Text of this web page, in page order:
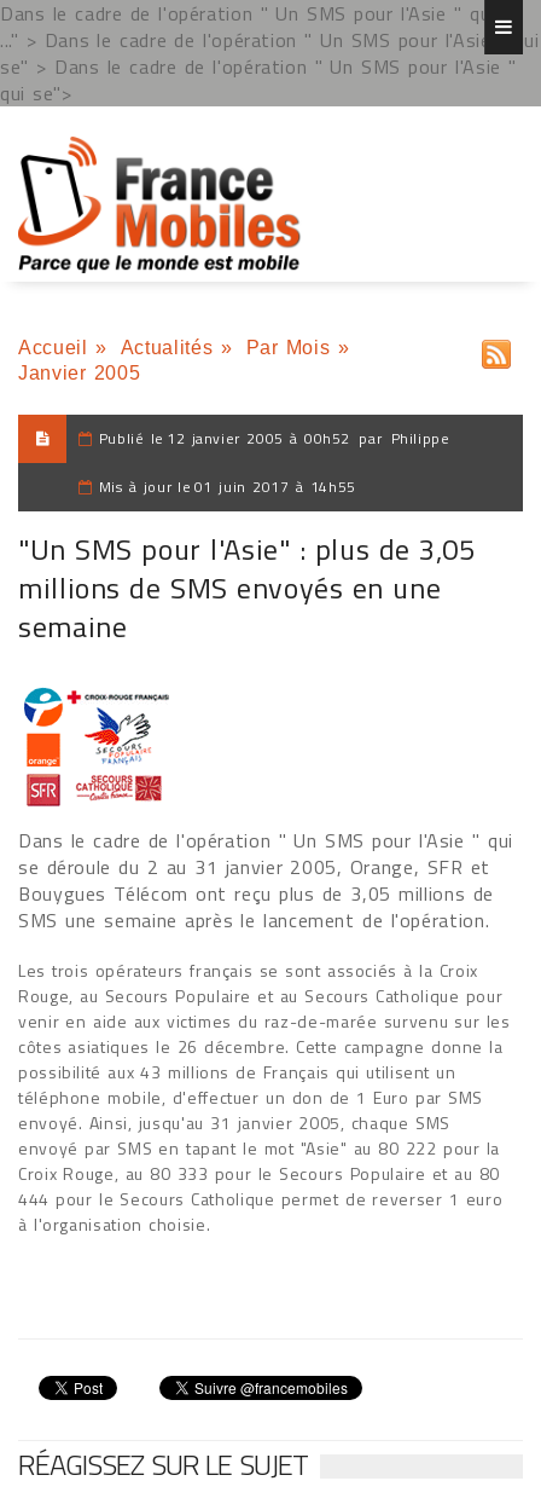
Dans le cadre de l'opération " Un SMS pour l'Asie " qui se
..." > Dans le cadre de l'opération " Un SMS pour l'Asie " qui
se" > Dans le cadre de l'opération " Un SMS pour l'Asie "
qui se">
Accueil » Actualités » Par Mois »
Janvier 2005
Publié le 12 janvier 2005 à 00h52 par Philippe
Mis à jour le 01 juin 2017 à 14h55
"Un SMS pour l'Asie" : plus de 3,05
millions de SMS envoyés en une
semaine
Dans le cadre de l'opération " Un SMS pour l'Asie " qui
se déroule du 2 au 31 janvier 2005, Orange, SFR et
Bouygues Télécom ont reçu plus de 3,05 millions de
SMS une semaine après le lancement de l'opération.
Les trois opérateurs français se sont associés à la Croix
Rouge, au Secours Populaire et au Secours Catholique pour
venir en aide aux victimes du raz-de-marée survenu sur les
côtes asiatiques le 26 décembre. Cette campagne donne la
possibilité aux 43 millions de Français qui utilisent un
téléphone mobile, d'effectuer un don de 1 Euro par SMS
envoyé. Ainsi, jusqu'au 31 janvier 2005, chaque SMS
envoyé par SMS en tapant le mot "Asie" au 80 222 pour la
Croix Rouge, au 80 333 pour le Secours Populaire et au 80
444 pour le Secours Catholique permet de reverser 1 euro
à l'organisation choisie.
RÉAGISSEZ SUR LE SUJET